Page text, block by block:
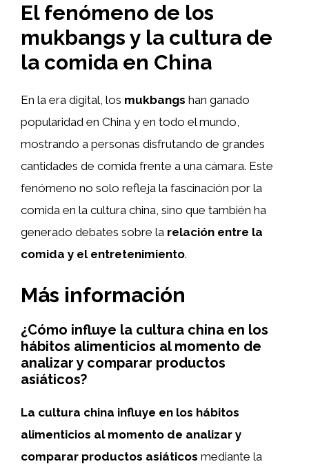
El fenómeno de los
mukbangs y la cultura de
la comida en China
En la era digital, los mukbangs han ganado
popularidad en China y en todo el mundo,
mostrando a personas disfrutando de grandes
cantidades de comida frente a una cámara. Este
fenómeno no solo refleja la fascinación por la
comida en la cultura china, sino que también ha
generado debates sobre la relación entre la
comida y el entretenimiento.
Más información
¿Cómo influye la cultura china en los
hábitos alimenticios al momento de
analizar y comparar productos
asiáticos?
La cultura china influye en los hábitos
alimenticios al momento de analizar y
comparar productos asiáticos mediante la